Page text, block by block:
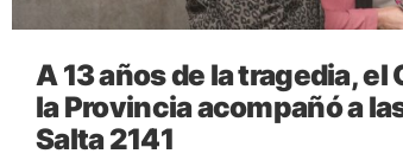
A 13 años de la tragedia, el
la Provincia acompañó a
Salta 2141